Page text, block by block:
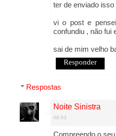
ter de enviado
vi o post e
confundiu , não fui
sai de mim velho
Responder
Respostas
Noite Sinistra
08:53